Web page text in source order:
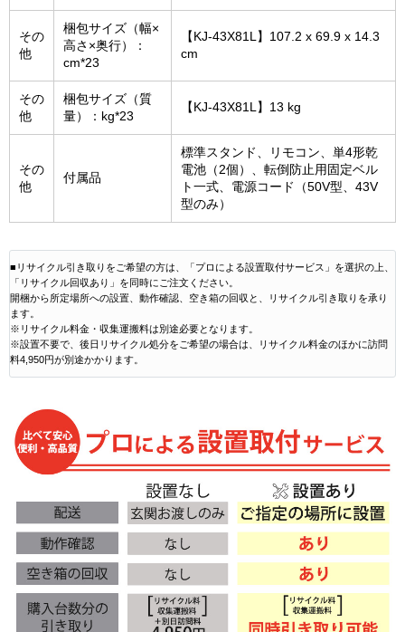
その
他
梱包サイズ（幅×
高さ×奥行）：
cm*23
【KJ-43X81L】107.2 x 69.9 x 14.3
cm
その
他
梱包サイズ（質
量）：kg*23
【KJ-43X81L】13 kg
その
他
付属品
標準スタンド、リモコン、単4形乾
電池（2個）、転倒防止用固定ベル
ト一式、電源コード（50V型、43V
型のみ）
■リサイクル引き取りをご希望の方は、「プロによる設置取付サービス」を選択の上、
「リサイクル回収あり」を同時にご注文ください。
開梱から所定場所への設置、動作確認、空き箱の回収と、リサイクル引き取りを承り
ます。
※リサイクル料金・収集運搬料は別途必要となります。
※設置不要で、後日リサイクル処分をご希望の場合は、リサイクル料金のほかに訪問
料4,950円が別途かかります。